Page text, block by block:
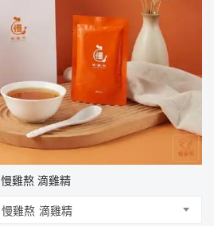
慢雞熬 滴雞精
慢雞熬 滴雞精